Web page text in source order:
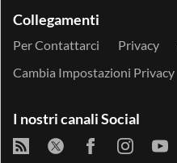
Collegamenti
Per Contattarci Privacy
Cambia Impostazioni Privacy
I nostri canali Social